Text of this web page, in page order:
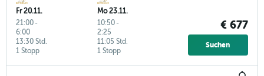
Fr 20.11.
21:00-
6:00
1 Stopp
13:30 Std.
Mo 23.11.
10:50-
2:25
1 Stopp
11:05 Std.
€ 677
Suchen